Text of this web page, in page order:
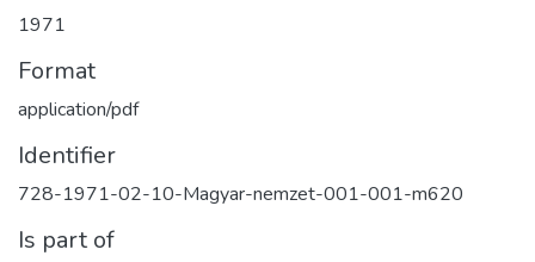
1971
Format
application/pdf
Identifier
728-1971-02-10-Magyar-nemzet-001-001-m620
Is part of